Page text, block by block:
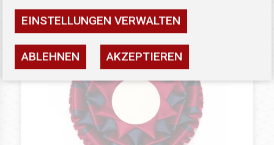
EINSTELLUNGEN VERWALTEN
ABLEHNEN AKZEPTIEREN